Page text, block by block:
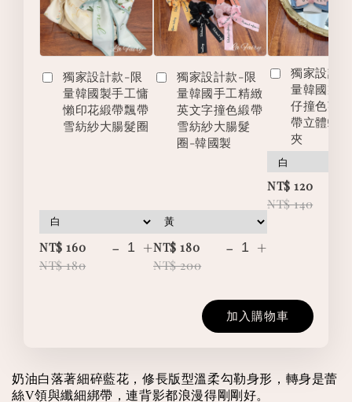
獨家設計款-限
量韓國製手工慵
懶印花緞帶飄帶
雪紡紗大腸髮圈
NT$ 160
NT$ 180
- +
獨家設計款-限
量韓國手工精緻
英文字撞色緞帶
雪紡紗大腸髮
圈-韓國製
NT$ 180
NT$ 200
- +
獨家設計
量韓國製
仔撞色英
帶立體蝴
夾
NT$ 120
NT$ 140
加入購物車
奶油白落著細碎藍花，修長版型溫柔勾勒身形，轉身是蕾
絲V領與纖細綁帶，連背影都浪漫得剛剛好。